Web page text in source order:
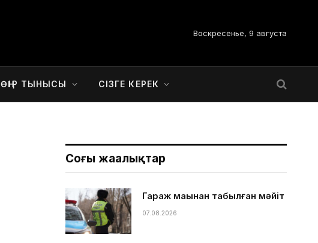
Воскресенье, 9 августа
ӨҢІР ТЫНЫСЫ СІЗГЕ КЕРЕК
Соңғы жаңалықтар
Гараж маңынан табылған мәйіт
07.08.2026